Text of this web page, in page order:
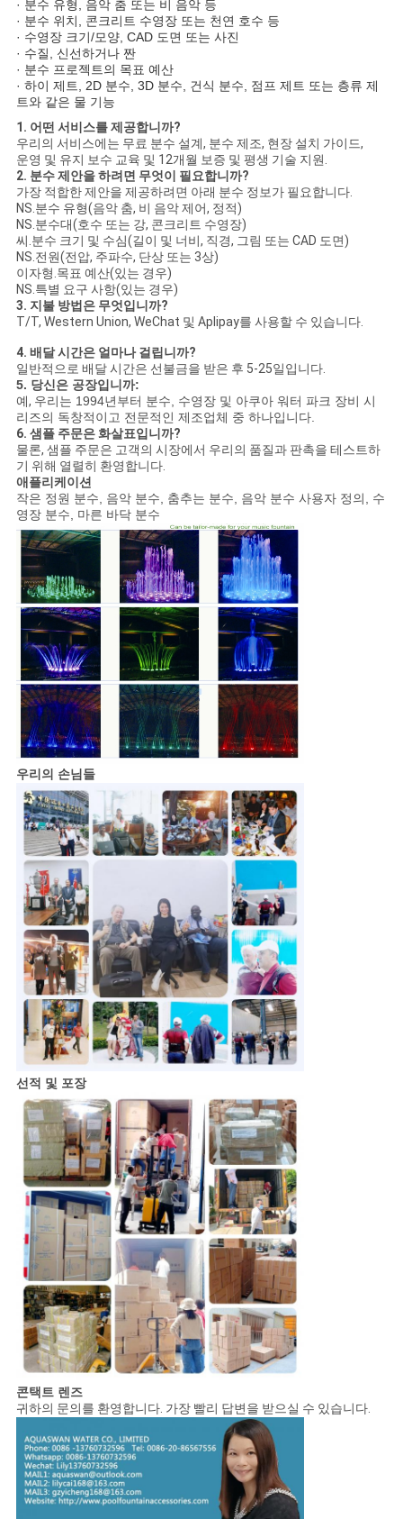
· 분수 유형, 음악 춤 또는 비 음악 등
· 분수 위치, 콘크리트 수영장 또는 천연 호수 등
· 수영장 크기/모양, CAD 도면 또는 사진
· 수질, 신선하거나 짠
· 분수 프로젝트의 목표 예산
· 하이 제트, 2D 분수, 3D 분수, 건식 분수, 점프 제트 또는 층류 제
트와 같은 물 기능
1. 어떤 서비스를 제공합니까?
우리의 서비스에는 무료 분수 설계, 분수 제조, 현장 설치 가이드,
운영 및 유지 보수 교육 및 12개월 보증 및 평생 기술 지원.
2. 분수 제안을 하려면 무엇이 필요합니까?
가장 적합한 제안을 제공하려면 아래 분수 정보가 필요합니다.
NS.분수 유형(음악 춤, 비 음악 제어, 정적)
NS.분수대(호수 또는 강, 콘크리트 수영장)
씨.분수 크기 및 수심(길이 및 너비, 직경, 그림 또는 CAD 도면)
NS.전원(전압, 주파수, 단상 또는 3상)
이자형.목표 예산(있는 경우)
NS.특별 요구 사항(있는 경우)
3. 지불 방법은 무엇입니까?
T/T, Western Union, WeChat 및 Aplipay를 사용할 수 있습니다.
4. 배달 시간은 얼마나 걸립니까?
일반적으로 배달 시간은 선불금을 받은 후 5-25일입니다.
5. 당신은 공장입니까:
예, 우리는 1994년부터 분수, 수영장 및 아쿠아 워터 파크 장비 시
리즈의 독창적이고 전문적인 제조업체 중 하나입니다.
6. 샘플 주문은 화살표입니까?
물론, 샘플 주문은 고객의 시장에서 우리의 품질과 판촉을 테스트하
기 위해 열렬히 환영합니다.
애플리케이션
작은 정원 분수, 음악 분수, 춤추는 분수, 음악 분수 사용자 정의, 수
영장 분수, 마른 바닥 분수
우리의 손님들
선적 및 포장
콘택트 렌즈
귀하의 문의를 환영합니다. 가장 빨리 답변을 받으실 수 있습니다.